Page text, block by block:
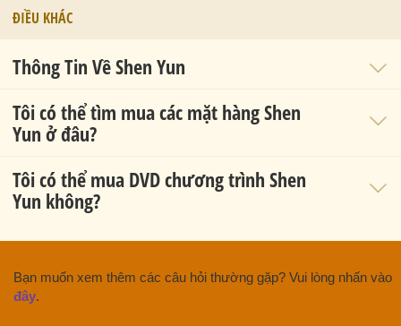
ĐIỀU KHÁC
Thông Tin Về Shen Yun
Tôi có thể tìm mua các mặt hàng Shen
Yun ở đâu?
Tôi có thể mua DVD chương trình Shen
Yun không?
Bạn muốn xem thêm các câu hỏi thường gặp? Vui lòng nhấn vào
đây.